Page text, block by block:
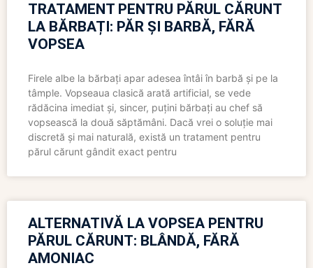
TRATAMENT PENTRU PĂRUL CĂRUNT
LA BĂRBAȚI: PĂR ȘI BARBĂ, FĂRĂ
VOPSEA
Firele albe la bărbați apar adesea întâi în barbă și pe la
tâmple. Vopseaua clasică arată artificial, se vede
rădăcina imediat și, sincer, puțini bărbați au chef să
vopsească la două săptămâni. Dacă vrei o soluție mai
discretă și mai naturală, există un tratament pentru
părul cărunt gândit exact pentru
ALTERNATIVĂ LA VOPSEA PENTRU
PĂRUL CĂRUNT: BLÂNDĂ, FĂRĂ
AMONIAC